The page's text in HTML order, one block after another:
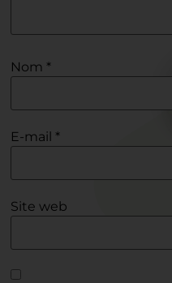
Nom *
E-mail *
Site web